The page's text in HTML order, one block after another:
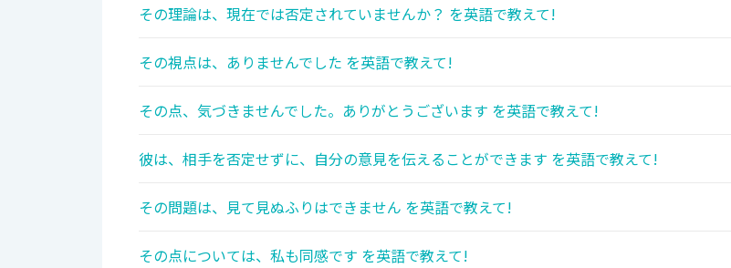
その理論は、現在では否定されていませんか？ を英語で教えて!
その視点は、ありませんでした を英語で教えて!
その点、気づきませんでした。ありがとうございます を英語で教えて!
彼は、相手を否定せずに、自分の意見を伝えることができます を英語で教えて!
その問題は、見て見ぬふりはできません を英語で教えて!
その点については、私も同感です を英語で教えて!